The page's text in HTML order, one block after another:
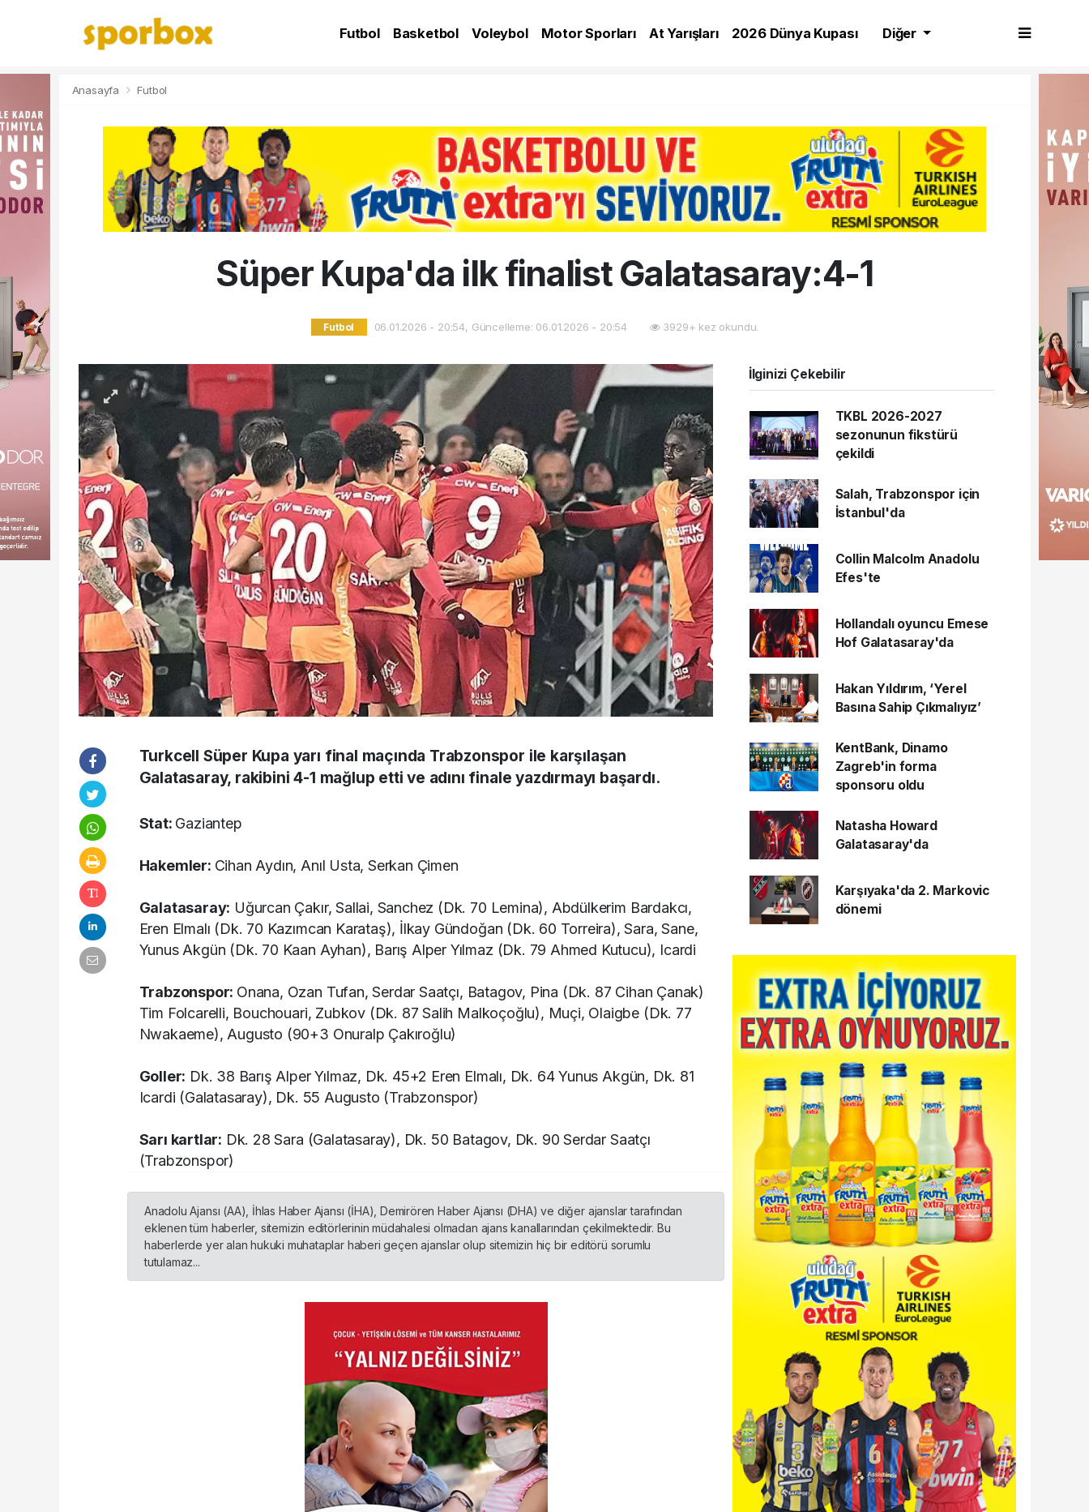
Futbol Basketbol Voleybol Motor Sporları At Yarışları
2026 Dünya Kupası
Diğer
Anasayfa Futbol
Süper Kupa'da ilk finalist Galatasaray:4-1
Futbol 06.01.2026 - 20:54, Güncelleme: 06.01.2026 - 20:54 3929+ kez okundu.
Turkcell Süper Kupa yarı final maçında Trabzonspor ile karşılaşan
Galatasaray, rakibini 4-1 mağlup etti ve adını finale yazdırmayı başardı.
Stat: Gaziantep
Hakemler: Cihan Aydın, Anıl Usta, Serkan Çimen
Galatasaray: Uğurcan Çakır, Sallai, Sanchez (Dk. 70 Lemina), Abdülkerim Bardakcı,
Eren Elmalı (Dk. 70 Kazımcan Karataş), İlkay Gündoğan (Dk. 60 Torreira), Sara, Sane,
Yunus Akgün (Dk. 70 Kaan Ayhan), Barış Alper Yılmaz (Dk. 79 Ahmed Kutucu), Icardi
Trabzonspor: Onana, Ozan Tufan, Serdar Saatçı, Batagov, Pina (Dk. 87 Cihan Çanak)
Tim Folcarelli, Bouchouari, Zubkov (Dk. 87 Salih Malkoçoğlu), Muçi, Olaigbe (Dk. 77
Nwakaeme), Augusto (90+3 Onuralp Çakıroğlu)
Goller: Dk. 38 Barış Alper Yılmaz, Dk. 45+2 Eren Elmalı, Dk. 64 Yunus Akgün, Dk. 81
Icardi (Galatasaray), Dk. 55 Augusto (Trabzonspor)
Sarı kartlar: Dk. 28 Sara (Galatasaray), Dk. 50 Batagov, Dk. 90 Serdar Saatçı
(Trabzonspor)
Anadolu Ajansı (AA), İhlas Haber Ajansı (İHA), Demirören Haber Ajansı (DHA) ve diğer ajanslar tarafından
eklenen tüm haberler, sitemizin editörlerinin müdahalesi olmadan ajans kanallarından çekilmektedir. Bu
haberlerde yer alan hukuki muhataplar haberi geçen ajanslar olup sitemizin hiç bir editörü sorumlu
tutulamaz...
İlginizi Çekebilir
TKBL 2026-2027
sezonunun fikstürü
çekildi
Salah, Trabzonspor için
İstanbul'da
Collin Malcolm Anadolu
Efes'te
Hollandalı oyuncu Emese
Hof Galatasaray'da
Hakan Yıldırım, ‘Yerel
Basına Sahip Çıkmalıyız’
KentBank, Dinamo
Zagreb'in forma
sponsoru oldu
Natasha Howard
Galatasaray'da
Karşıyaka'da 2. Markovic
dönemi